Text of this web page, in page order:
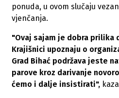
ponuda, u ovom slučaju
vjenčanja.
"Ovaj sajam je dobra prilika
Krajišnici upoznaju o
Grad Bihać podržava jeste
parove kroz darivanje
ćemo i dalje insistirati",